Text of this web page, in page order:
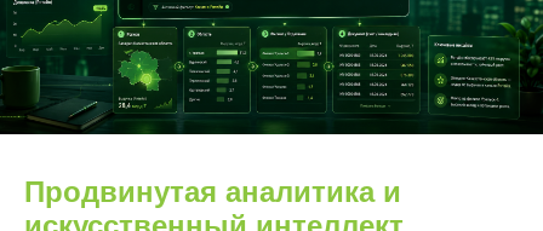
Продвинутая аналитика и